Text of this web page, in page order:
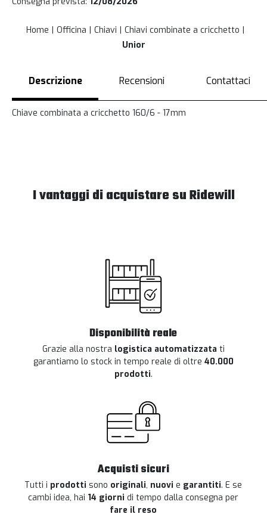
Home Officina Chiavi
Chiavi combinate a cricchetto
Unior
Descrizione Recensioni Contattaci
Chiave combinata a cricchetto 160/6 - 17mm
I vantaggi di acquistare su Ridewill
Disponibilità reale
Grazie alla nostra logistica automatizzata ti
garantiamo lo stock in tempo reale di oltre 40.000
prodotti.
Acquisti sicuri
Tutti i prodotti sono originali, nuovi e garantiti. E se
cambi idea, hai 14 giorni di tempo dalla consegna per
fare il reso